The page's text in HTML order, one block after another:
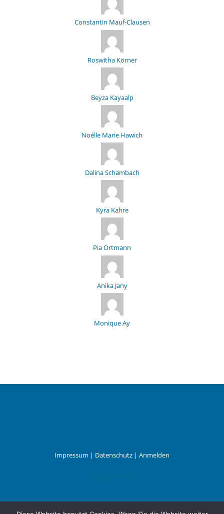
Constantin Mauf-Clausen
Roswitha Körner
Beyza Kayaalp
Noélle Marie Hawich
Dalina Schambach
Kyra Kahre
Pia Ortmann
Anika Jany
Monique Ay
Impressum | Datenschutz | Anmelden